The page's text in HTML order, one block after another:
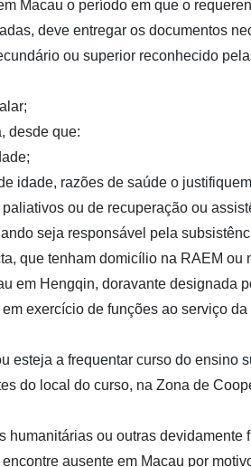
Macau o período em que o
deve entregar os documentos
ou superior reconhecido
desde que:
idade, razões de saúde o
ou de recuperação ou
seja responsável pela
que tenham domicílio na RAEM ou
em Hengqin, doravante designada
exercício de funções ao serviço
esteja a frequentar curso do ensino
do local do curso, na Zona de
humanitárias ou outras devidamente
ausente em Macau por